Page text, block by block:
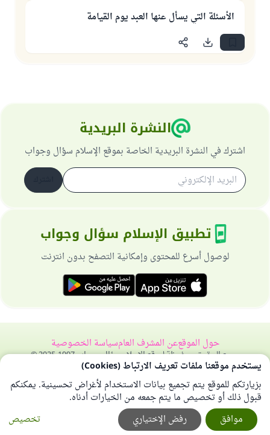
الأسئلة التي يسأل عنها العبد يوم القيامة
النشرة البريدية
اشترك في النشرة البريدية الخاصة بموقع الإسلام سؤال وجواب
تطبيق الإسلام سؤال وجواب
لوصول أسرع للمحتوى وإمكانية التصفح بدون انترنت
حول الموقععن المشرف العامسياسة الخصوصية
جميع الحقوق محفوظة لموقع الإسلام سؤال وجواب 1997-2025 ©
يستخدم موقعنا ملفات تعريف الارتباط (Cookies)
بزيارتكم للموقع يتم تجميع بيانات الاستخدام لأغراض تحسينية. يمكنكم
قبول ذلك أو تخصيص ما يتم جمعه من الخيارات أدناه.
تخصيص
رفض الإختياري موافق